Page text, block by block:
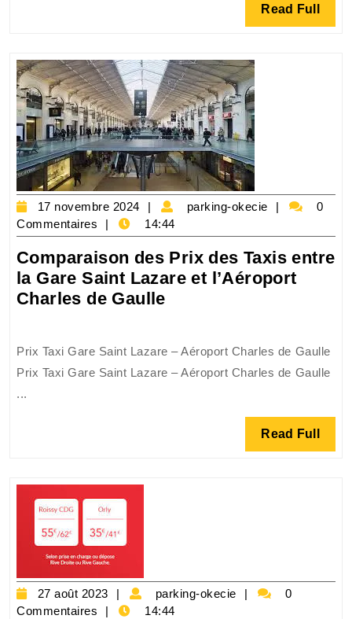
de
Read Full Read
Full
17 novembre 2024
17
novembre
2024
parking-okecie
parking-
0
Commentaires
14:44
Comparaison des Prix des Taxis entre
la Gare Saint Lazare et l’Aéroport
Charles de GaulleComparaison
des
Taxis
Gaulle
Prix Taxi Gare Saint Lazare – Aéroport Charles de Gaulle
Prix Taxi Gare Saint Lazare – Aéroport Charles de Gaulle
...
Read Full Read
Full
27 août 2023
27
août
parking-okecie
parking-
0
Commentaires
14:44